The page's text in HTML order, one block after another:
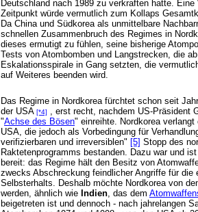
Deutschland nach 1989 zu verkraften hatte.
Zeitpunkt würde vermutlich zum Kollaps
Da China und Südkorea als unmittelbare
schnellen Zusammenbruch des Regimes in
dieses ermutigt zu fühlen, seine bisherige
Tests von Atombomben und Langstrecken, die
Eskalationsspirale in Gang setzten, die
auf Weiteres beenden wird.
Das Regime in Nordkorea fürchtet schon seit
der USA [*4] , erst recht, nachdem US-Präsident
"Achse des Bösen" einreihte. Nordkorea
USA, die jedoch als Vorbedingung für
verifizierbaren und irreversiblen" [5] Stopp des
Raktetenprogramms bestanden. Dazu war und
bereit: das Regime hält den Besitz von
zwecks Abschreckung feindlicher Angriffe für die
Selbsterhalts. Deshalb möchte Nordkorea von
werden, ähnlich wie Indien, das dem
beigetreten ist und dennoch - nach jahrelangen